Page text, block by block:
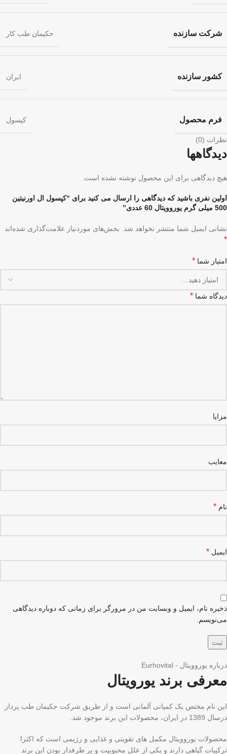
شرکت سازنده حکیمان طب کار
کشور سازنده ایران
فرم محصول کپسول
نظرات (0)
دیدگاهها
هیچ دیدگاهی برای این محصول نوشته نشده است.
اولین نفری باشید که دیدگاهی را ارسال می کنید برای “کپسول ال اورنیتین
500 میلی گرم یوروویتال 60 عددی”
نشانی ایمیل شما منتشر نخواهد شد. بخش‌های موردنیاز علامت‌گذاری شده‌اند
*
امتیاز شما *
دیدگاه شما *
مزایا
معایب
نام *
ایمیل *
ذخیره نام، ایمیل و وبسایت من در مرورگر برای زمانی که دوباره دیدگاهی
می‌نویسم.
درباره یوروویتال - Eurhovital
معرفی برند یورویتال
این نام مختص یک کمپانی آلمانی است و از طریق شرکت حکیمان طب پرداز
درسال 1389 در ایران، محصولات این برند موجود شد.
محصولات یوروویتال مکمل های تقویتی و غذایی و رژیمی است که اکثرا
ترکیبات گیاهی دارند و یکی از علل محبوبیت و پر طرفدار بودن این برند